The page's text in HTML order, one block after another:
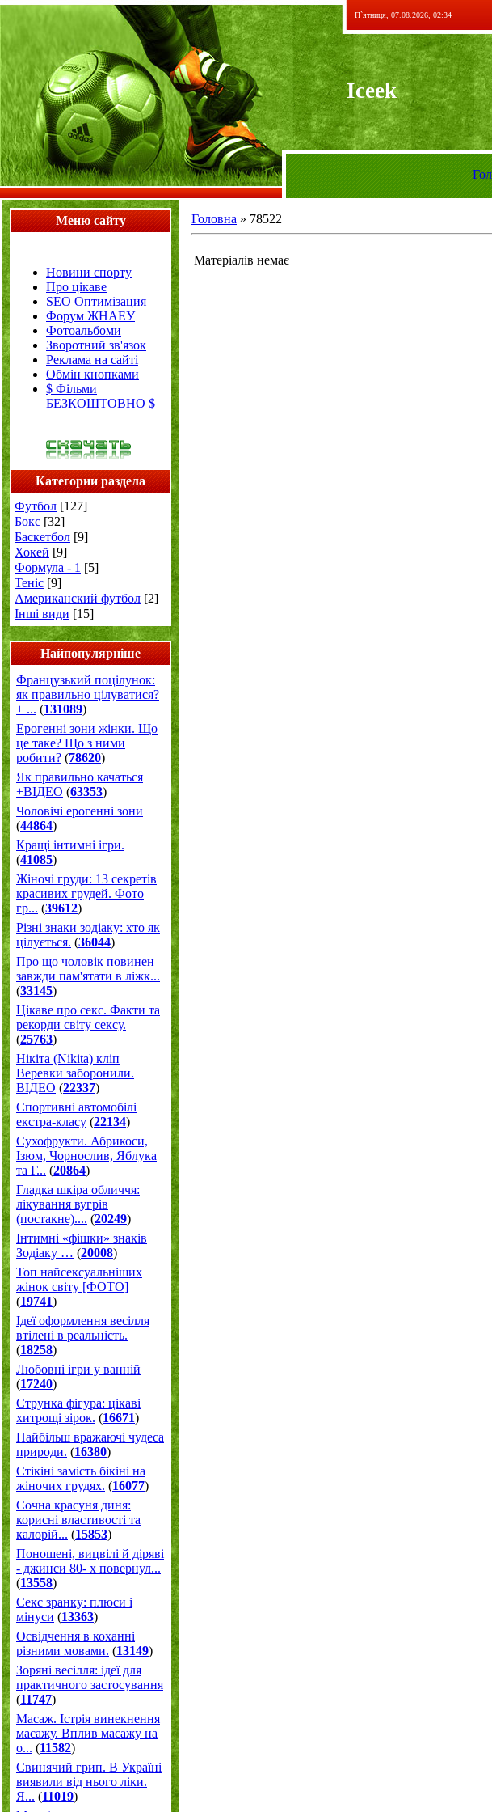
П`ятниця, 07.08.2026, 02:34
Iceek
Меню сайту
Новини спорту
Про цікаве
SEO Оптимізация
Форум ЖНАЕУ
Фотоальбоми
Зворотний зв'язок
Реклама на сайті
Обмін кнопками
$ Фільми
БЕЗКОШТОВНО $
Категории раздела
Футбол [127]
Бокс [32]
Баскетбол [9]
Хокей [9]
Формула - 1 [5]
Теніс [9]
Американский футбол [2]
Інші види [15]
Найпопулярніше
Французький поцілунок:
як правильно цілуватися?
+ ... (131089)
Ерогенні зони жінки. Що
це таке? Що з ними
робити? (78620)
Як правильно качаться
+ВІДЕО (63353)
Чоловічі ерогенні зони
(44864)
Кращі інтимні ігри.
(41085)
Жіночі груди: 13 секретів
красивих грудей. Фото
гр... (39612)
Різні знаки зодіаку: хто як
цілується. (36044)
Про що чоловік повинен
завжди пам'ятати в ліжк...
(33145)
Цікаве про секс. Факти та
рекорди світу сексу.
(25763)
Нікіта (Nikita) кліп
Веревки заборонили.
ВІДЕО (22337)
Спортивні автомобілі
екстра-класу (22134)
Cухофрукти. Абрикоси,
Ізюм, Чорнослив, Яблука
та Г... (20864)
Гладка шкіра обличчя:
лікування вугрів
(постакне).... (20249)
Інтимні «фішки» знаків
Зодіаку … (20008)
Топ найсексуальніших
жінок світу [ФОТО]
(19741)
Ідеї оформлення весілля
втілені в реальність.
(18258)
Любовні ігри у ванній
(17240)
Струнка фігура: цікаві
хитрощі зірок. (16671)
Найбільш вражаючі чудеса
природи. (16380)
Стікіні замість бікіні на
жіночих грудях. (16077)
Сочна красуня диня:
корисні властивості та
калорій... (15853)
Поношені, вицвілі й діряві
- джинси 80- х повернул...
(13558)
Секс зранку: плюси і
мінуси (13363)
Освідчення в коханні
різними мовами. (13149)
Зоряні весілля: ідеї для
практичного застосування
(11747)
Масаж. Істрія винекнення
масажу. Вплив масажу на
о... (11582)
Свинячий грип. В Україні
виявили від нього ліки.
Я... (11019)
Головна » 78522
Матеріалів немає